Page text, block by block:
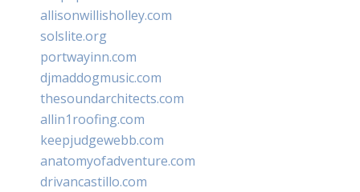
allisonwillisholley.com
solslite.org
portwayinn.com
djmaddogmusic.com
thesoundarchitects.com
allin1roofing.com
keepjudgewebb.com
anatomyofadventure.com
drivancastillo.com